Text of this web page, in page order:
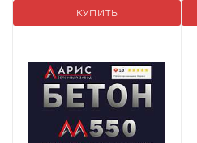
КУПИТЬ